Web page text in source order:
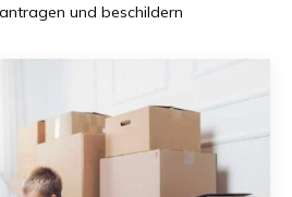
und beschildern